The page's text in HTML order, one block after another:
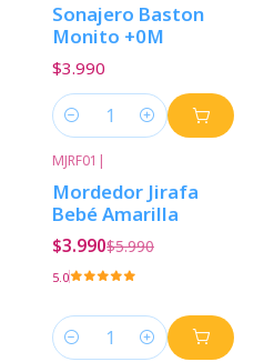
Sonajero Baston
Monito +0M
$3.990
Cantidad
MJRF01 |
Mordedor Jirafa
Bebé Amarilla
$3.990$5.990
5.0
Cantidad